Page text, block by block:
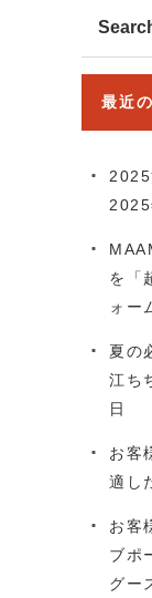
最近
2025
を「
ォー
夏の
江ち
日
お客
適し
お客
ブポ
グー